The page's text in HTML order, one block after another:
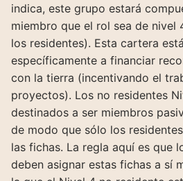
indica, este grupo estará
miembro que el rol sea de nivel
los residentes). Esta cartera
específicamente a financiar
con la tierra (incentivando el
proyectos). Los no residentes
destinados a ser miembros
de modo que sólo los
las fichas. La regla aquí es que
deben asignar estas fichas a sí